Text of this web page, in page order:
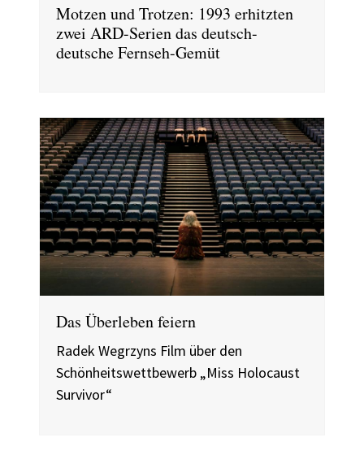
Motzen und Trotzen: 1993 erhitzten
zwei ARD-Serien das deutsch-
deutsche Fernseh-Gemüt
Das Überleben feiern
Radek Wegrzyns Film über den
Schönheitswettbewerb „Miss Holocaust
Survivor“